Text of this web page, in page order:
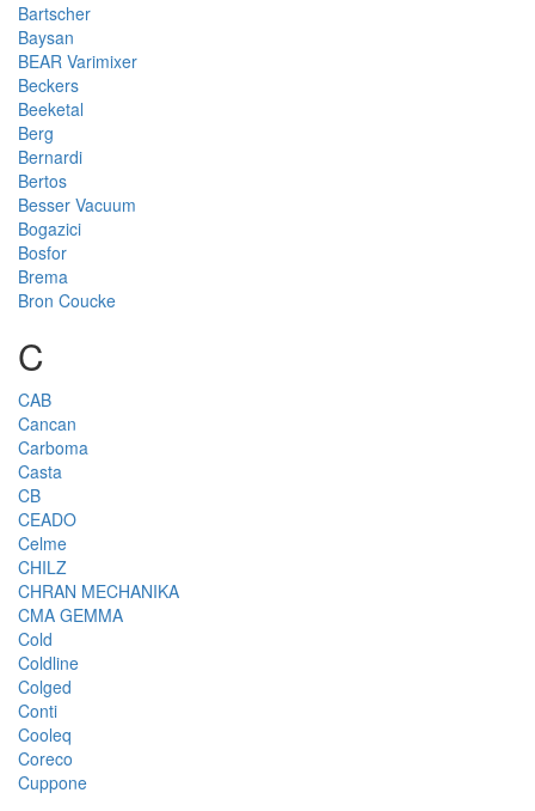
Bartscher
Baysan
BEAR Varimixer
Beckers
Beeketal
Berg
Bernardi
Bertos
Besser Vacuum
Bogazici
Bosfor
Brema
Bron Coucke
C
CAB
Cancan
Carboma
Casta
CB
CEADO
Celme
CHILZ
CHRAN MECHANIKA
CMA GEMMA
Cold
Coldline
Colged
Conti
Cooleq
Coreco
Cuppone